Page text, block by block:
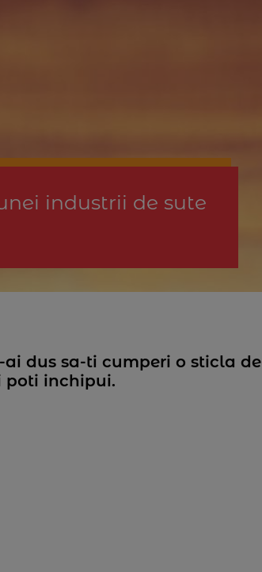
industrii de sute
dus sa-ti cumperi o sticla de
poti inchipui.